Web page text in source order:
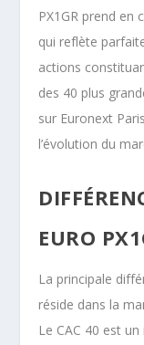
PX1GR prend en
qui reflète
actions
des 40 plus
sur Euronext
l’évolution du
EURO
La principale
réside dans la
Le CAC 40 est